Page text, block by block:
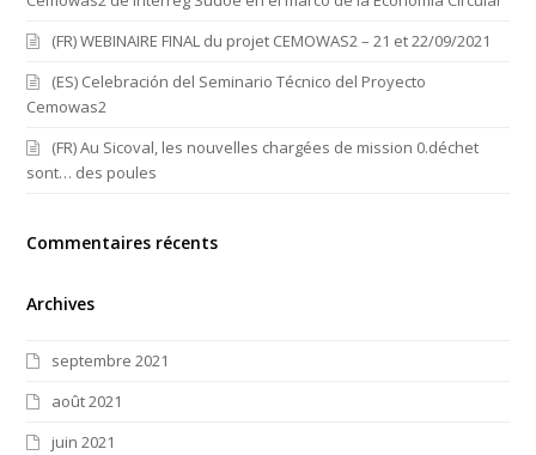
(FR) WEBINAIRE FINAL du projet CEMOWAS2 – 21 et 22/09/2021
(ES) Celebración del Seminario Técnico del Proyecto
Cemowas2
(FR) Au Sicoval, les nouvelles chargées de mission 0.déchet
sont… des poules
Commentaires récents
Archives
septembre 2021
août 2021
juin 2021